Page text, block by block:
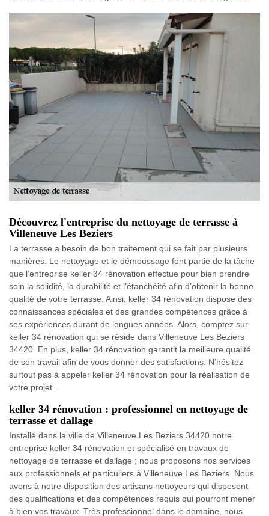
Découvrez l'entreprise du nettoyage de terrasse à
Villeneuve Les Beziers
La terrasse a besoin de bon traitement qui se fait par plusieurs
manières. Le nettoyage et le démoussage font partie de la tâche
que l’entreprise keller 34 rénovation effectue pour bien prendre
soin la solidité, la durabilité et l’étanchéité afin d’obtenir la bonne
qualité de votre terrasse. Ainsi, keller 34 rénovation dispose des
connaissances spéciales et des grandes compétences grâce à
ses expériences durant de longues années. Alors, comptez sur
keller 34 rénovation qui se réside dans Villeneuve Les Beziers
34420. En plus, keller 34 rénovation garantit la meilleure qualité
de son travail afin de vous donner des satisfactions. N’hésitez
surtout pas à appeler keller 34 rénovation pour la réalisation de
votre projet.
keller 34 rénovation : professionnel en nettoyage de
terrasse et dallage
Installé dans la ville de Villeneuve Les Beziers 34420 notre
entreprise keller 34 rénovation et spécialisé en travaux de
nettoyage de terrasse et dallage ; nous proposons nos services
aux professionnels et particuliers à Villeneuve Les Beziers. Nous
avons à notre disposition des artisans nettoyeurs qui disposent
des qualifications et des compétences requis qui pourront mener
à bien vos travaux. Très professionnel dans le domaine, nous